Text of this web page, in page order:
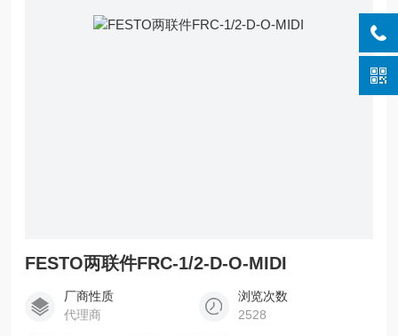
FESTO两联件FRC-1/2-D-O-MIDI
厂商性质
代理商
浏览次数
2528